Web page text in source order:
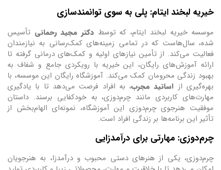
خیریه لبخند ایتام: پلی به سوی توانمندسازی
موسسه خیریه لبخند ایتام، که توسط دکتر مجید رحمانی تأسیس
شده، سال‌هاست که در تمامی زمینه‌های کمک‌رسانی به نیازمندان
فعالیت می‌کند. از تأمین نیازهای اولیه و کمک‌های درمانی گرفته تا
ارائه آموزش‌های رایگان، این خیریه با رویکردی جامع و شفاف به
بهبود زندگی محرومان کمک می‌کند. آموزشگاه رایگان این موسسه، با
بهره‌گیری از اساتید مجرب، به افراد فرصت می‌دهد تا با یادگیری
مهارت‌های کاربردی مانند چرم‌دوزی، به خودکفایی برسند. داستان
موفقیت هنرجوی چرم‌دوزی این آموزشگاه، نمونه‌ای الهام‌بخش از
تأثیر این برنامه‌ها بر زندگی افراد است.
چرم‌دوزی: مهارتی برای درآمدزایی
چرم‌دوزی، یکی از هنرهای دستی محبوب و درآمدزا، به هنرجویان